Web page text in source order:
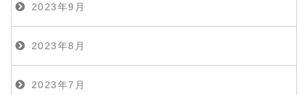
2023年9月
2023年8月
2023年7月